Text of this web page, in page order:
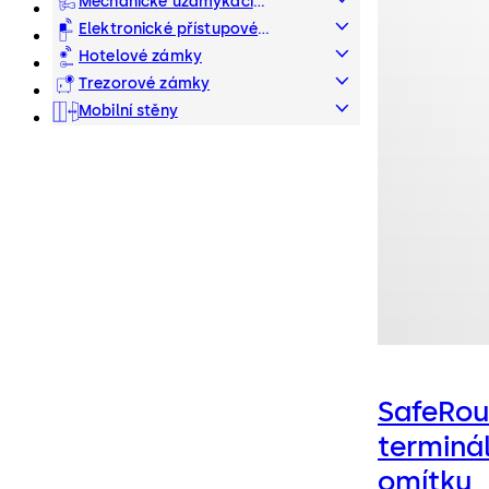
systémy
Elektronické přístupové
systémy
Hotelové zámky
Trezorové zámky
Mobilní stěny
omítku